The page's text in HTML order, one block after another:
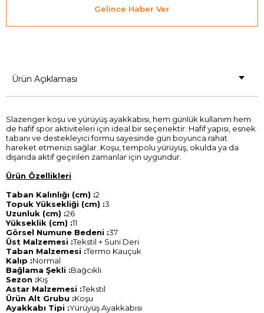
Gelince Haber Ver
Ürün Açıklaması
Slazenger koşu ve yürüyüş ayakkabısı, hem günlük kullanım hem
de hafif spor aktiviteleri için ideal bir seçenektir. Hafif yapısı, esnek
tabanı ve destekleyici formu sayesinde gün boyunca rahat
hareket etmenizi sağlar. Koşu, tempolu yürüyüş, okulda ya da
dışarıda aktif geçirilen zamanlar için uygundur.
Ürün Özellikleri
Taban Kalınlığı (cm) :2
Topuk Yüksekliği (cm) :3
Uzunluk (cm) :26
Yükseklik (cm) :11
Görsel Numune Bedeni :37
Üst Malzemesi :Tekstil + Suni Deri
Taban Malzemesi :Termo Kauçuk
Kalıp :Normal
Bağlama Şekli :Bağcıklı
Sezon :Kış
Astar Malzemesi :Tekstil
Ürün Alt Grubu :Koşu
Ayakkabı Tipi :Yürüyüş Ayakkabısı